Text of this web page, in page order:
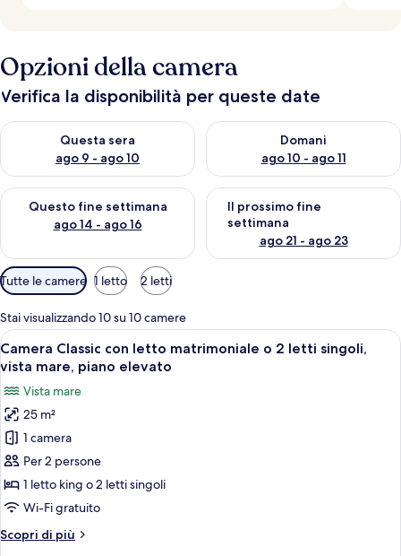
Opzioni della camera
Verifica la disponibilità per queste date
Questa sera
ago 9 - ago 10
Verifica la disponibilità per questa sera, ago 9 - ago 10
Domani
ago 10 - ago 11
Verifica la disponibilità per
Questo fine settimana
ago 14 - ago 16
Verifica la disponibilità per questo fine settimana, ago 14 -
Il prossimo fine
settimana
ago 21 - ago 23
Verifica la disponibilità per il
Filtri
disponibili
per
le
camere
Tutte le camere 1 letto 2 letti
Stai visualizzando 10 su 10 camere
Apri
tutte
foto
per
Camera
Classic
con
letto
o
Un balcone con tavolo bianco e
4
Camera Classic con letto matrimoniale o 2 letti singoli,
vista mare, piano elevato
Vista mare
25 m²
1 camera
Per 2 persone
1 letto king o 2 letti singoli
Wi-Fi gratuito
Scopri di più
Altri